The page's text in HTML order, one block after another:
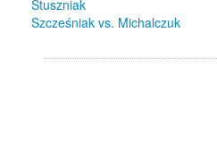
Stuszniak
Szcześniak vs. Michalczuk